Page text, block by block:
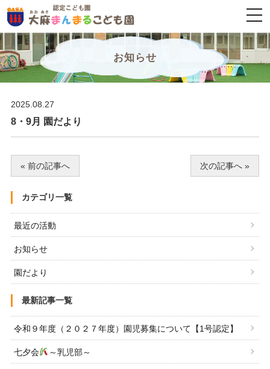
お知らせ
2025.08.27
8・9月 園だより
« 前の記事へ 次の記事へ »
カテゴリ一覧
最近の活動
お知らせ
園だより
最新記事一覧
令和９年度（２０２７年度）園児募集について【1号認定】
七夕会 ～乳児部～